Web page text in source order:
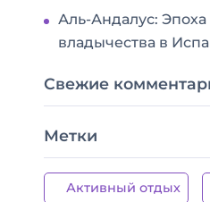
Аль-Андалус:
владычества в
Свежие
Метки
Активный отдых